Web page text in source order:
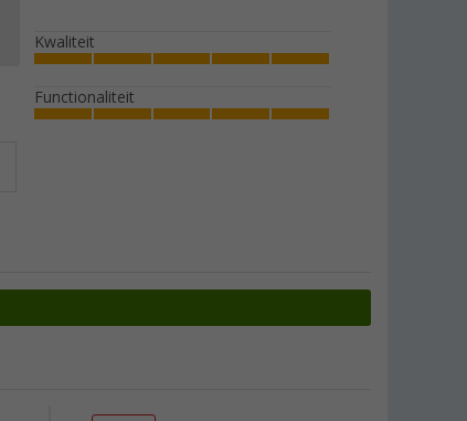
Kwaliteit
Functionaliteit